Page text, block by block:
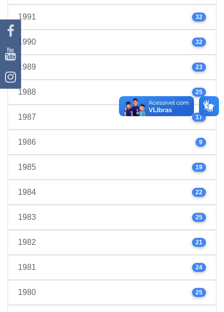
1991 32
1990 32
1989 23
1988 25
1987 17
1986 9
1985 19
1984 22
1983 25
1982 21
1981 24
1980 25